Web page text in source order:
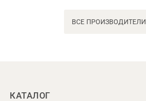
ВСЕ ПРОИЗВОДИТЕЛИ
КАТАЛОГ